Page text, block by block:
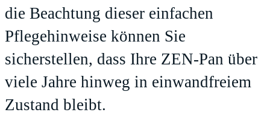
die Beachtung dieser einfachen
Pflegehinweise können Sie
sicherstellen, dass Ihre ZEN-Pan über
viele Jahre hinweg in einwandfreiem
Zustand bleibt.